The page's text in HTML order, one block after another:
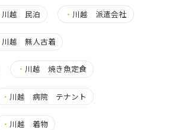
川越 民泊 ・ 川越 派遣会社
川越 無人古着
・ 川越 焼き魚定食
・ 川越 病院 テナント
・ 川越 着物